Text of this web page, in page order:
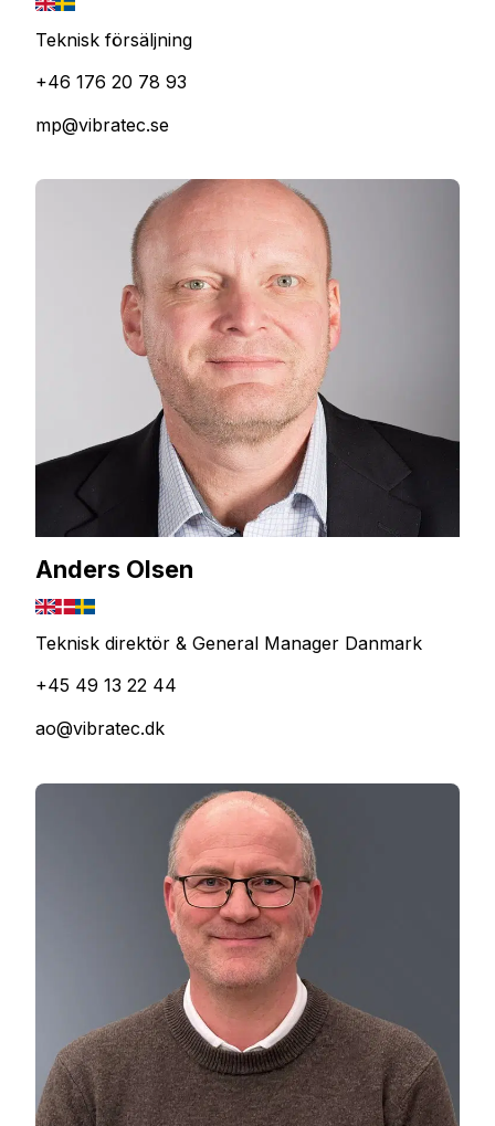
Teknisk försäljning
+46 176 20 78 93
mp@vibratec.se
Anders Olsen
Teknisk direktör & General Manager Danmark
+45 49 13 22 44
ao@vibratec.dk